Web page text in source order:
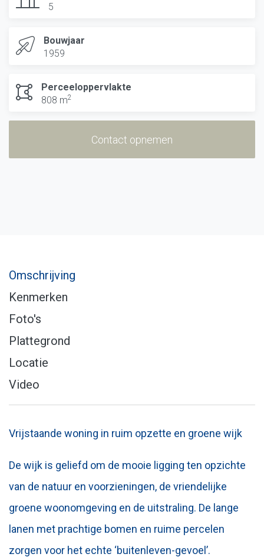
5
Bouwjaar
1959
Perceeloppervlakte
808 m2
Contact opnemen
Omschrijving
Kenmerken
Foto's
Plattegrond
Locatie
Video
Vrijstaande woning in ruim opzette en groene wijk
De wijk is geliefd om de mooie ligging ten opzichte
van de natuur en voorzieningen, de vriendelijke
groene woonomgeving en de uitstraling. De lange
lanen met prachtige bomen en ruime percelen
zorgen voor het echte ‘buitenleven-gevoel’.